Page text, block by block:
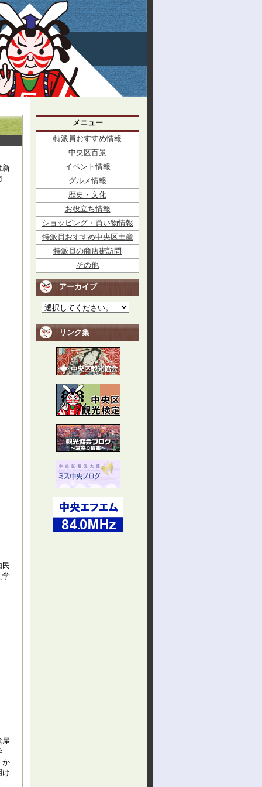
新
民
学
屋
か
け
メニュー
特派員おすすめ情報
中央区百景
イベント情報
グルメ情報
歴史・文化
お役立ち情報
ショッピング・買い物情報
特派員おすすめ中央区土産
特派員の商店街訪問
その他
アーカイブ
リンク集